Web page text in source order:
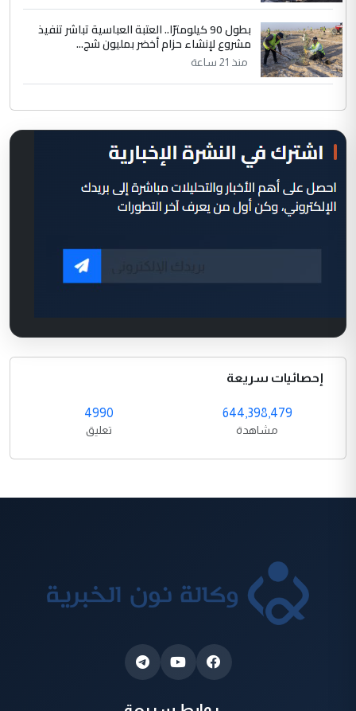
بطول 90 كيلومترًا.. العتبة العباسية تباشر تنفيذ
مشروع لإنشاء حزام أخضر بمليون شج...
منذ 21 ساعة
إحصائيات سريعة
644,398,479
مشاهدة
4990
تعليق